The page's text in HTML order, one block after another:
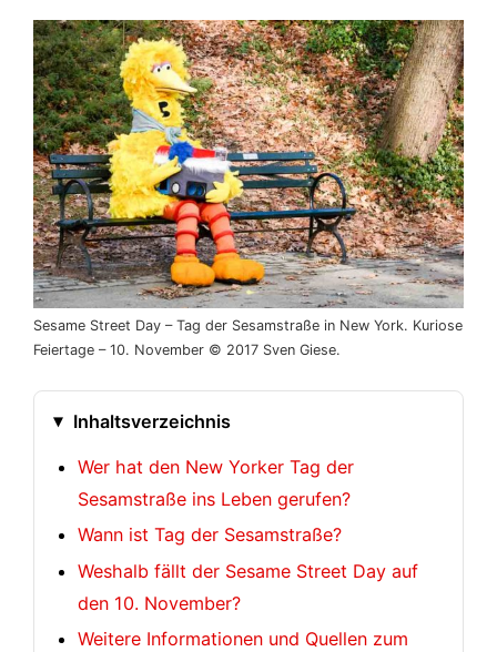
Sesame Street Day – Tag der Sesamstraße in New York. Kuriose
Feiertage – 10. November © 2017 Sven Giese.
Inhaltsverzeichnis
Wer hat den New Yorker Tag der
Sesamstraße ins Leben gerufen?
Wann ist Tag der Sesamstraße?
Weshalb fällt der Sesame Street Day auf
den 10. November?
Weitere Informationen und Quellen zum